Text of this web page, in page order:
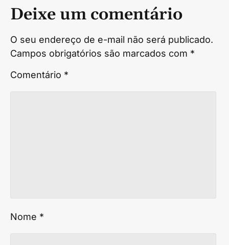
Deixe um comentário
O seu endereço de e-mail não será publicado.
Campos obrigatórios são marcados com *
Comentário *
Nome *